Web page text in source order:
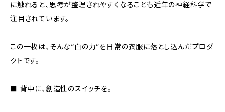
に触れると、思考が整理されやすくなることも近年の神経科学で
注目されています。
この一枚は、そんな“白の力”を日常の衣服に落とし込んだプロダ
クトです。
■ 背中に、創造性のスイッチを。